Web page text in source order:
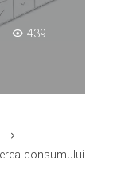
439
consumului